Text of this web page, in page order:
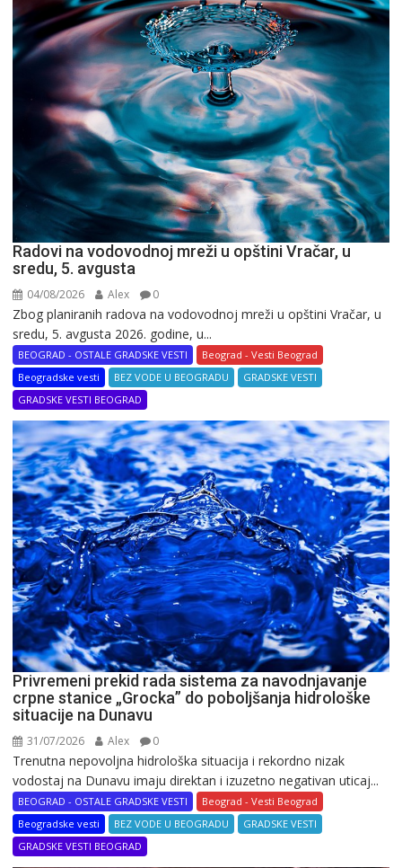
Radovi na vodovodnoj mreži u opštini Vračar, u
sredu, 5. avgusta
04/08/2026 Alex 0
Zbog planiranih radova na vodovodnoj mreži u opštini Vračar, u
sredu, 5. avgusta 2026. godine, u...
BEOGRAD - OSTALE GRADSKE VESTI
Beograd - Vesti Beograd
Beogradske vesti
BEZ VODE U BEOGRADU
GRADSKE VESTI
GRADSKE VESTI BEOGRAD
Privremeni prekid rada sistema za navodnjavanje
crpne stanice „Grocka” do poboljšanja hidrološke
situacije na Dunavu
31/07/2026 Alex 0
Trenutna nepovoljna hidrološka situacija i rekordno nizak
vodostaj na Dunavu imaju direktan i izuzetno negativan uticaj...
BEOGRAD - OSTALE GRADSKE VESTI
Beograd - Vesti Beograd
Beogradske vesti
BEZ VODE U BEOGRADU
GRADSKE VESTI
GRADSKE VESTI BEOGRAD